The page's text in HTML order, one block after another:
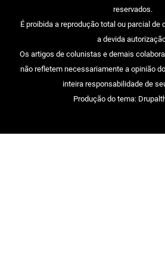
reservados.
É proibida a reprodução total ou parcial
a devida
Os artigos de colunistas e demais
não refletem necessariamente a opinião
inteira responsabilidade de
Produção do tema: